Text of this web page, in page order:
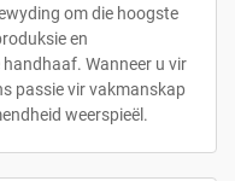
om die hoogste
en
Wanneer u vir
passie vir vakmanskap
weerspieël.